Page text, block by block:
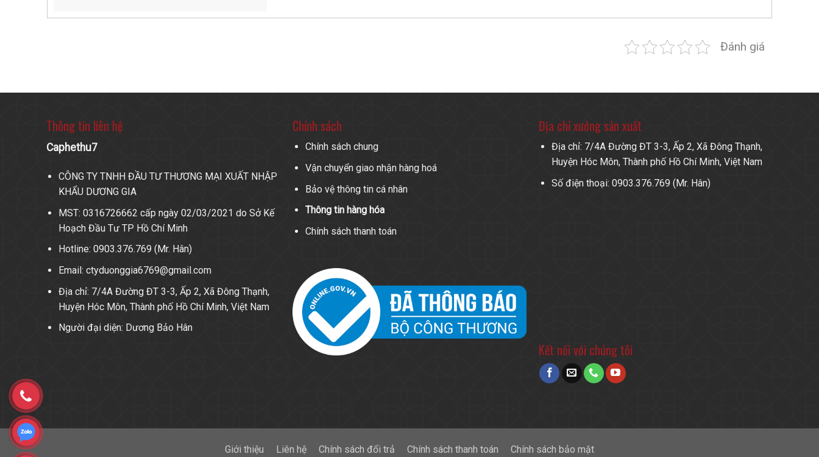
Đánh giá
Thông tin liên hệ
Caphethu7
CÔNG TY TNHH ĐẦU TƯ THƯƠNG MẠI XUẤT NHẬP
KHẨU DƯƠNG GIA
MST: 0316726662 cấp ngày 02/03/2021 do Sở Kế
Hoạch Đầu Tư TP Hồ Chí Minh
Hotline: 0903.376.769 (Mr. Hân)
Email: ctyduonggia6769@gmail.com
Địa chỉ: 7/4A Đường ĐT 3-3, Ấp 2, Xã Đông Thạnh,
Huyện Hóc Môn, Thành phố Hồ Chí Minh, Việt Nam
Người đại diện: Dương Bảo Hân
Chính sách
Chính sách chung
Vận chuyển giao nhận hàng hoá
Bảo vệ thông tin cá nhân
Thông tin hàng hóa
Chính sách thanh toán
Địa chỉ xưởng sản xuất
Địa chỉ: 7/4A Đường ĐT 3-3, Ấp 2, Xã Đông Thạnh,
Huyện Hóc Môn, Thành phố Hồ Chí Minh, Việt Nam
Số điện thoại: 0903.376.769 (Mr. Hân)
Kết nối với chúng tôi
Giới thiệu Liên hệ Chính sách đổi trả Chính sách thanh toán Chính sách bảo mật